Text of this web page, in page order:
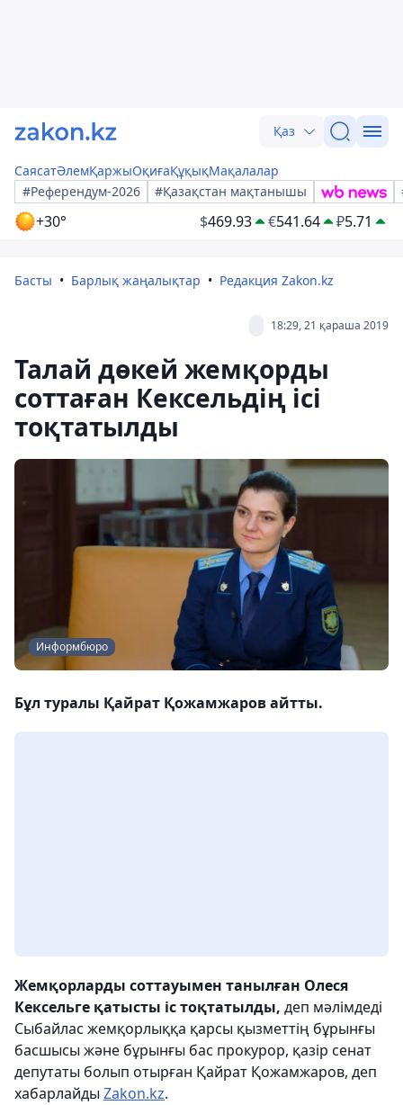
Қаз
СаясатӘлемҚаржыОқиғаҚұқықМақалалар
#Референдум-2026
#Қазақстан мақтанышы
+30° $469.93 €541.64 ₽5.71
Басты Барлық жаңалықтар Редакция Zakon.kz
18:29, 21 қараша 2019
Талай дөкей жемқорды
соттаған Кексельдің ісі
тоқтатылды
Информбюро
Бұл туралы Қайрат Қожамжаров айтты.
Жемқорларды соттауымен танылған Олеся
Кексельге қатысты іс тоқтатылды, деп мәлімдеді
Сыбайлас жемқорлыққа қарсы қызметтің бұрынғы
басшысы және бұрынғы бас прокурор, қазір сенат
депутаты болып отырған Қайрат Қожамжаров, деп
хабарлайды Zakon.kz.